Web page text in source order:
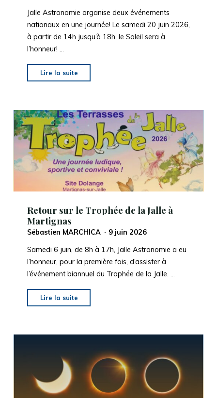
Jalle Astronomie organise deux événements
nationaux en une journée! Le samedi 20 juin 2026,
à partir de 14h jusqu’à 18h, le Soleil sera à
l’honneur! …
Lire la suite
du
/
On
the
Moon
again
(fête
de
la
Retour sur le Trophée de la Jalle à
Martignas
Sébastien MARCHICA
9 juin 2026
Samedi 6 juin, de 8h à 17h, Jalle Astronomie a eu
l’honneur, pour la première fois, d’assister à
l’événement biannuel du Trophée de la Jalle. …
Lire la suite
sur
Trophée
Jalle
Martignas"